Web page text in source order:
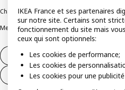
Charte de protection des donnéesPolitique
Mentions légalesAlertes fraudeRappel
Formulaire de rétractation –
Formulaire de rétractation –
IKEA France et ses partenaires
sur notre site. Certains sont
fonctionnement du site mais
ceux qui sont optionnels:
Les cookies de performance;
Les cookies de
Les cookies pour une